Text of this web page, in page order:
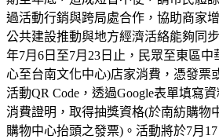
過活動行銷與跨局處合作，協助商家
公共建設推動與地方經濟活絡能夠同
年7月6日至7月23日止，民眾至東區
心至台南文化中心)店家消費，憑發票
活動QR Code，透過Google表單填寫
消費證明，取得抽獎資格(於南紡購物
購物中心抬頭之發票)。活動將於7月